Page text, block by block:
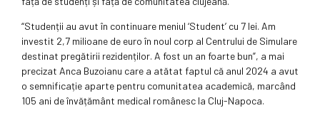
“Studenții au avut în continuare meniul ‘Student’ cu 7 lei. Am
investit 2,7 milioane de euro în noul corp al Centrului de Simulare
destinat pregătirii rezidenților. A fost un an foarte bun”, a mai
precizat Anca Buzoianu care a atătat faptul că anul 2024 a avut
o semnificație aparte pentru comunitatea academică, marcând
105 ani de învățământ medical românesc la Cluj-Napoca.